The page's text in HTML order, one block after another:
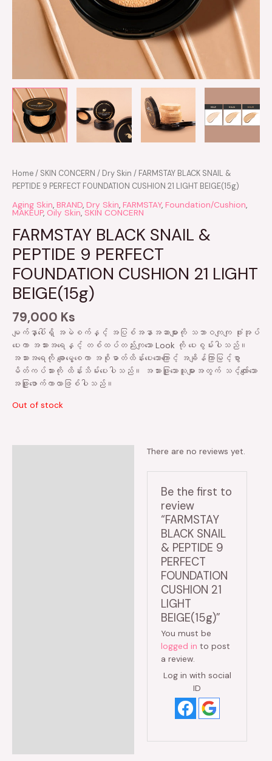
Home/ SKIN CONCERN / Dry Skin / FARMSTAY BLACK SNAIL &
PEPTIDE 9 PERFECT FOUNDATION CUSHION 21 LIGHT BEIGE(15g)
Aging Skin, BRAND, Dry Skin, FARMSTAY, Foundation/Cushion,
MAKEUP, Oily Skin,SKIN CONCERN
FARMSTAY BLACK SNAIL &
PEPTIDE 9 PERFECT
FOUNDATION CUSHION 21 LIGHT
BEIGE(15g)
79,000 Ks
မျက်နှာပေါ်ရှိ အမဲစက်နှင့် အပြစ်အနာအဆာများကို သဘာဝကျကျ ဖုံးအုပ်
ပေးကာ အသားအရေနှင့် တစ်ထပ်တည်းကျသော Look ကို ပေးစွမ်းပါသည်။
အသားအရေကို ချောမွေ့စေကာ အစိုဓာတ်ထိန်းပေးသောကြောင့် အချိန်ကြာမြင့်စွာ
မိတ်ကပ်သားကို ထိန်းသိမ်းပေးပါသည်။ အသားဖြူသောသူများအတွက် သင့်လျော်သော
အဖြူဖောက်ကာလာဖြစ်ပါသည်။
Out of stock
There are no reviews yet.
Be the first to
review
“FARMSTAY
BLACK SNAIL
& PEPTIDE 9
PERFECT
FOUNDATION
CUSHION 21
LIGHT
BEIGE(15g)”
You must be
logged in to post
a review.
Log in with social
ID